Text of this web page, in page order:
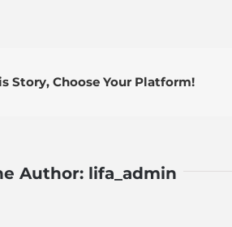
Story, Choose Your Platform!
Author: lifa_admin